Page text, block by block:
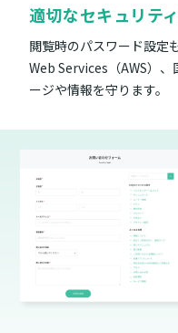
適切なセキュリテ
閲覧時のパスワード設定
Web Services（AWS）
ージや情報を守ります。